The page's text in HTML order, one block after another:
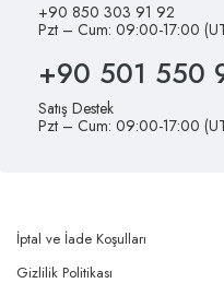
+90 850 303 91 92
Pzt – Cum: 09:00-17:00
+90 501 550
Satış Destek
Pzt – Cum: 09:00-17:00
İptal ve İade Koşulları
Gizlilik Politikası